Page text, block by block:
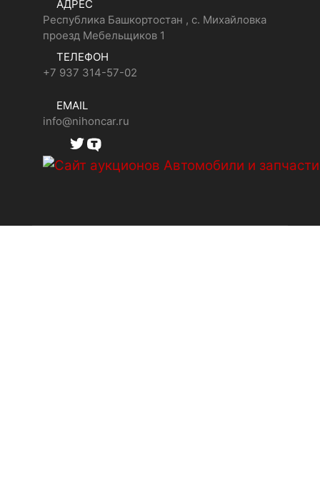
АДРЕС
Республика Башкортостан , с. Михайловка
проезд Мебельщиков 1
ТЕЛЕФОН
+7 937 314-57-02
EMAIL
info@nihoncar.ru